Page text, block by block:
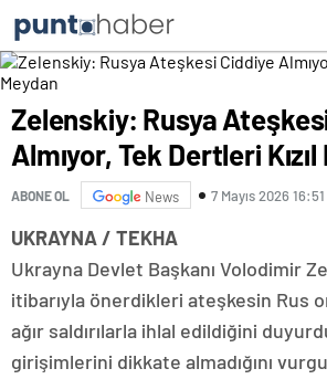
Zelenskiy: Rusya
Almıyor, Tek Dertleri
ABONE OL News 7 Mayıs 2026 16:51
UKRAYNA / TEKHA
Ukrayna Devlet Başkanı Volodimir
itibarıyla önerdikleri ateşkesin Rus
ağır saldırılarla ihlal edildiğini
girişimlerini dikkate almadığını